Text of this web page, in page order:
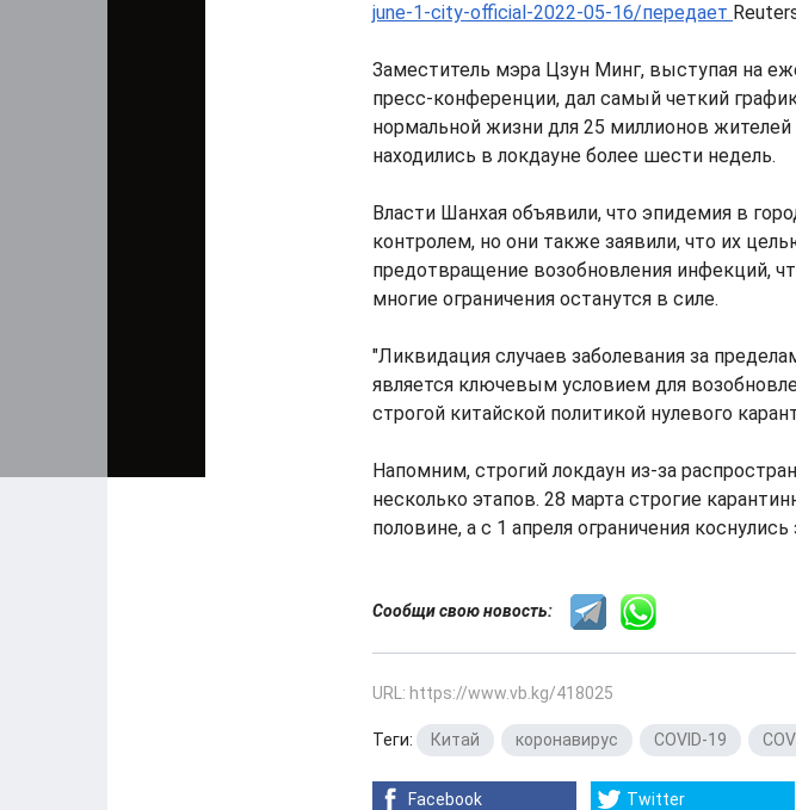
june-1-city-official-2022-05-16/передает
Заместитель мэра Цзун Минг, выступая на
пресс-конференции, дал самый четкий
нормальной жизни для 25 миллионов
находились в локдауне более шести недель.
Власти Шанхая объявили, что эпидемия в
контролем, но они также заявили, что их
предотвращение возобновления инфекций,
многие ограничения останутся в силе.
"Ликвидация случаев заболевания за
является ключевым условием для
строгой китайской политикой нулевого
Напомним, строгий локдаун из-за
несколько этапов. 28 марта строгие
половине, а с 1 апреля ограничения
Сообщи свою новость:
URL: https://www.vb.kg/418025
Теги: Китай коронавирус COVID-19
Facebook Twitter